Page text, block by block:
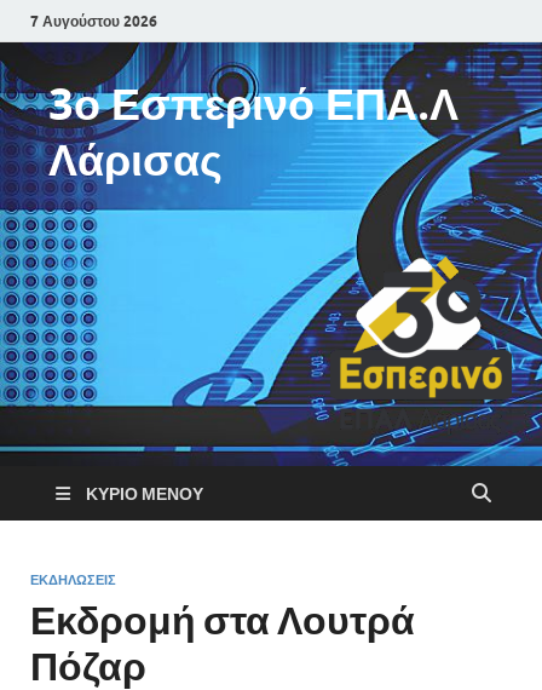
7 Αυγούστου 2026
3ο Εσπερινό ΕΠΑ.Λ
Λάρισας
ΚΎΡΙΟ ΜΕΝΟΎ
ΕΚΔΗΛΏΣΕΙΣ
Εκδρομή στα Λουτρά
Πόζαρ